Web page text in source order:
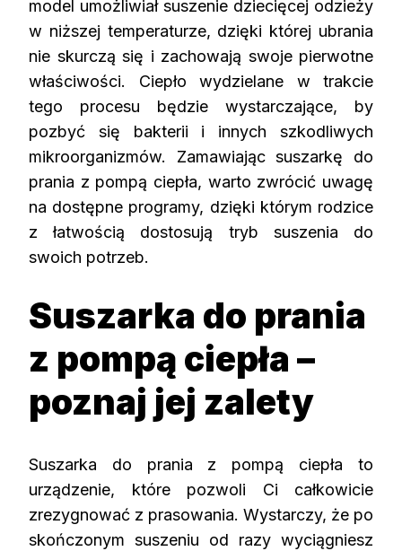
model umożliwiał suszenie dziecięcej odzieży
w niższej temperaturze, dzięki której ubrania
nie skurczą się i zachowają swoje pierwotne
właściwości. Ciepło wydzielane w trakcie
tego procesu będzie wystarczające, by
pozbyć się bakterii i innych szkodliwych
mikroorganizmów. Zamawiając suszarkę do
prania z pompą ciepła, warto zwrócić uwagę
na dostępne programy, dzięki którym rodzice
z łatwością dostosują tryb suszenia do
swoich potrzeb.
Suszarka do prania
z pompą ciepła –
poznaj jej zalety
Suszarka do prania z pompą ciepła to
urządzenie, które pozwoli Ci całkowicie
zrezygnować z prasowania. Wystarczy, że po
skończonym suszeniu od razy wyciągniesz